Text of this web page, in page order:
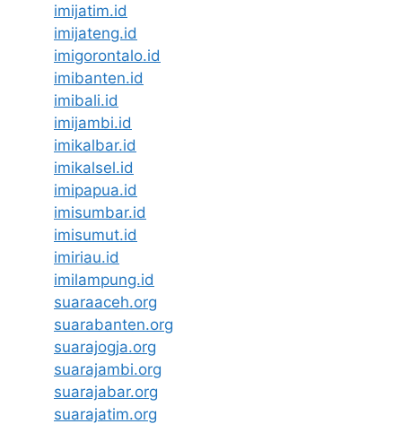
imijatim.id
imijateng.id
imigorontalo.id
imibanten.id
imibali.id
imijambi.id
imikalbar.id
imikalsel.id
imipapua.id
imisumbar.id
imisumut.id
imiriau.id
imilampung.id
suaraaceh.org
suarabanten.org
suarajogja.org
suarajambi.org
suarajabar.org
suarajatim.org